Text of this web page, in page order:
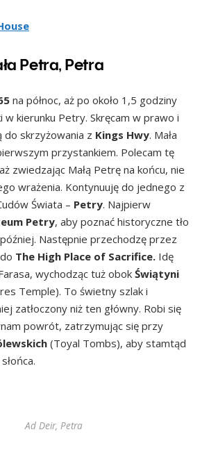
Petra, Petra
na północ, aż po około 1,5 godziny
w kierunku Petry. Skręcam w prawo i
do skrzyżowania z Kings Hwy. Mała
przystankiem. Polecam tę
zwiedzając Małą Petrę na końcu, nie
wrażenia. Kontynuuję do jednego z
Świata – Petry. Najpierw
Petry, aby poznać historyczne tło
Następnie przechodzę przez
The High Place of Sacrifice. Idę
wychodząc tuż obok Świątyni
Temple). To świetny szlak i
zatłoczony niż ten główny. Robi się
powrót, zatrzymując się przy
(Toyal Tombs), aby stamtąd
Ad Deir, Petra